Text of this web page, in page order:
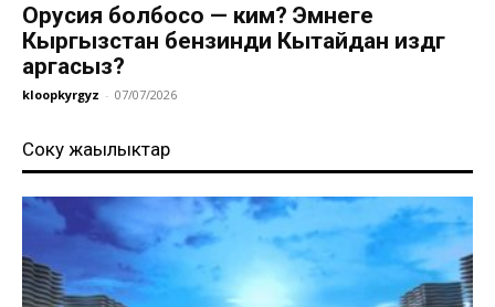
Орусия болбосо — ким? Эмнеге
Кыргызстан бензинди Кытайдан издөөгө
аргасыз?
kloopkyrgyz - 07/07/2026
Соңку жаңылыктар